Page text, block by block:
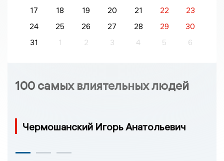
17
18 19 20 21 22
23
24
25 26 27 28 29
30
31
1 2 3 4 5 6
100 самых влиятельных людей
Чермошанский Игорь Анатольевич